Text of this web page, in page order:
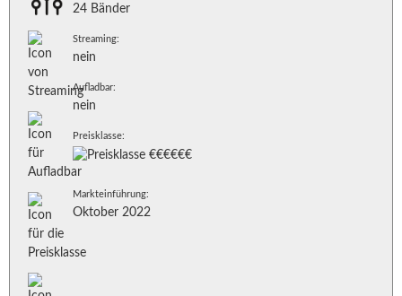
24 Bänder
Streaming:
nein
Aufladbar:
nein
Preisklasse:
Markteinführung:
Oktober 2022